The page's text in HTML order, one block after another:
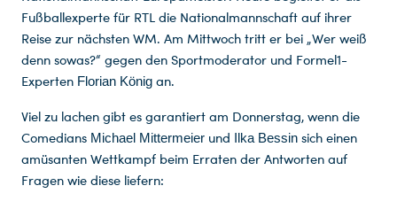
Fußballexperte für RTL die Nationalmannschaft auf ihrer
Reise zur nächsten WM. Am Mittwoch tritt er bei „Wer weiß
denn sowas?“ gegen den Sportmoderator und Formel1-
Experten Florian König an.
Viel zu lachen gibt es garantiert am Donnerstag, wenn die
Comedians Michael Mittermeier und Ilka Bessin sich einen
amüsanten Wettkampf beim Erraten der Antworten auf
Fragen wie diese liefern: